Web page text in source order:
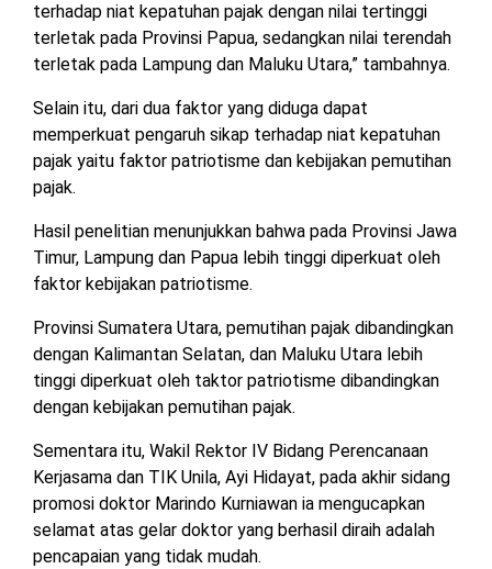
terhadap niat kepatuhan pajak dengan nilai tertinggi
terletak pada Provinsi Papua, sedangkan nilai terendah
terletak pada Lampung dan Maluku Utara,” tambahnya.
Selain itu, dari dua faktor yang diduga dapat
memperkuat pengaruh sikap terhadap niat kepatuhan
pajak yaitu faktor patriotisme dan kebijakan pemutihan
pajak.
Hasil penelitian menunjukkan bahwa pada Provinsi Jawa
Timur, Lampung dan Papua lebih tinggi diperkuat oleh
faktor kebijakan patriotisme.
Provinsi Sumatera Utara, pemutihan pajak dibandingkan
dengan Kalimantan Selatan, dan Maluku Utara lebih
tinggi diperkuat oleh taktor patriotisme dibandingkan
dengan kebijakan pemutihan pajak.
Sementara itu, Wakil Rektor IV Bidang Perencanaan
Kerjasama dan TIK Unila, Ayi Hidayat, pada akhir sidang
promosi doktor Marindo Kurniawan ia mengucapkan
selamat atas gelar doktor yang berhasil diraih adalah
pencapaian yang tidak mudah.